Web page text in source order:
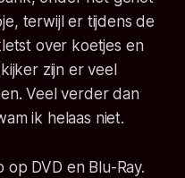
terwijl er tijdens de
over koetjes en
zijn er veel
Veel verder dan
ik helaas niet.
DVD en Blu-Ray.